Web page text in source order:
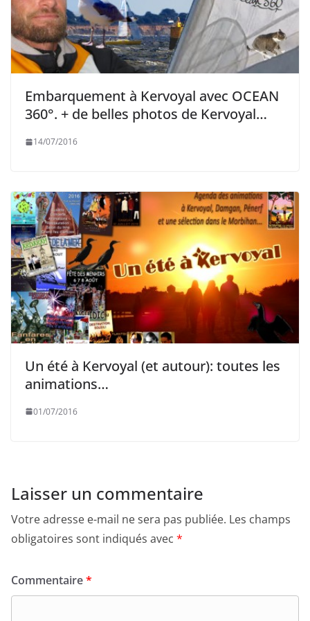
Embarquement à Kervoyal avec OCEAN
360°. + de belles photos de Kervoyal…
14/07/2016
Un été à Kervoyal (et autour): toutes les
animations…
01/07/2016
Laisser un commentaire
Votre adresse e-mail ne sera pas publiée. Les champs
obligatoires sont indiqués avec *
Commentaire*